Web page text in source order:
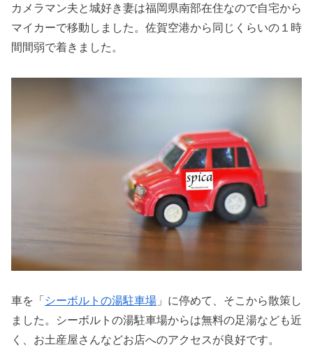
カメラマン夫と城好き妻は福岡県南部在住なので自宅から
マイカーで移動しました。佐賀空港から同じくらいの１時
間間弱で着きました。
車を「 シーボルトの湯駐車場 」に停めて、そこから散策し
ました。シーボルトの湯駐車場からは無料の足湯なども近
く、お土産屋さんなどお店へのアクセスが良好です。